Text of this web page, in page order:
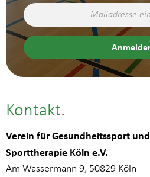
Kontakt
Verein für Gesundheitssport und
Sporttherapie Köln e.V.
Am Wassermann 9, 50829 Köln